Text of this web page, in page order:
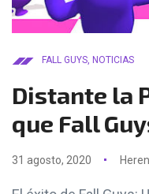
FALL GUYS NOTICIAS
Distante la
que Fall
31 agosto, 2020